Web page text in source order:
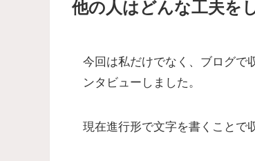
他の人はどんな工夫を
今回は私だけでなく、ブログで
ンタビューしました。
現在進行形で文字を書くことで